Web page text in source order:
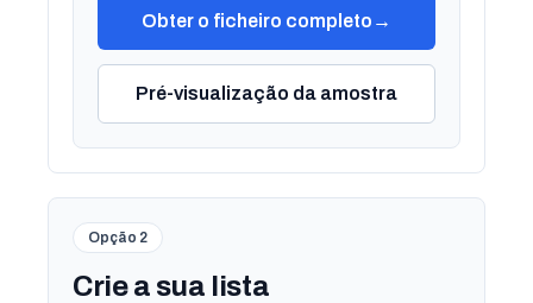
Obter o ficheiro completo →
Pré-visualização da amostra
Opção 2
Crie a sua lista